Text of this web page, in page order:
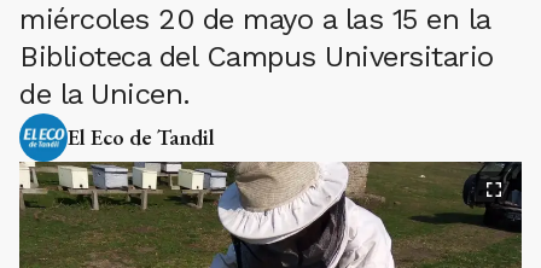
miércoles 20 de mayo a las 15 en la
Biblioteca del Campus Universitario
de la Unicen.
El Eco de Tandil